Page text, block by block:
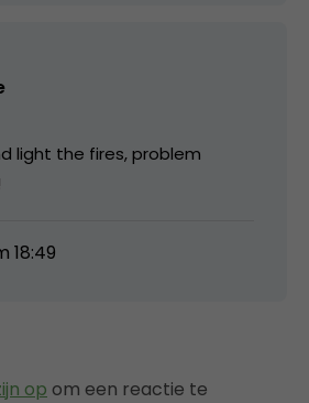
light the fires, problem
18:49
op om een reactie te